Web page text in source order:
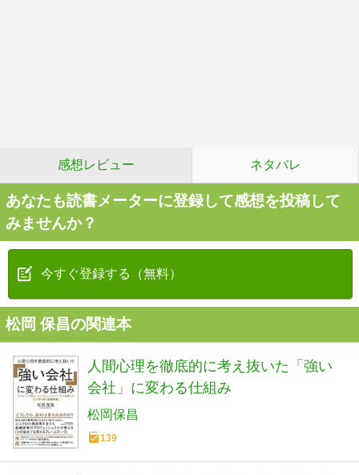
感想レビュー ネタバレ
あなたも読書メーターに登録して感想を投稿して
みませんか？
今すぐ登録する（無料）
松岡 保昌の関連本
人間心理を徹底的に考え抜いた「強い
会社」に変わる仕組み
松岡保昌
139